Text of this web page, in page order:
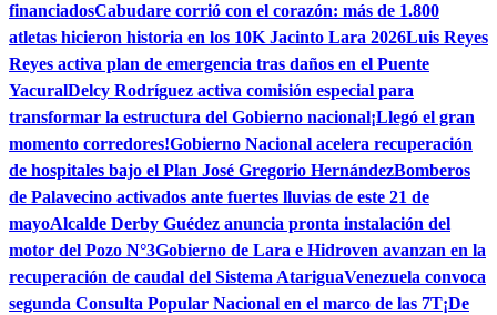
financiadosCabudare corrió con el corazón: más de 1.800
atletas hicieron historia en los 10K Jacinto Lara 2026Luis Reyes
Reyes activa plan de emergencia tras daños en el Puente
YacuralDelcy Rodríguez activa comisión especial para
transformar la estructura del Gobierno nacional¡Llegó el gran
momento corredores!Gobierno Nacional acelera recuperación
de hospitales bajo el Plan José Gregorio HernándezBomberos
de Palavecino activados ante fuertes lluvias de este 21 de
mayoAlcalde Derby Guédez anuncia pronta instalación del
motor del Pozo N°3Gobierno de Lara e Hidroven avanzan en la
recuperación de caudal del Sistema AtariguaVenezuela convoca
segunda Consulta Popular Nacional en el marco de las 7T¡De